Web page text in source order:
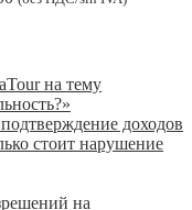
на тему
доходов
стоит нарушение
на